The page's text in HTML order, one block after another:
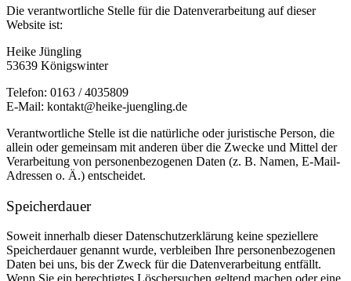
Die verantwortliche Stelle für die Datenverarbeitung auf dieser
Website ist:
Heike Jüngling
53639 Königswinter
Telefon: 0163 / 4035809
E-Mail: kontakt@heike-juengling.de
Verantwortliche Stelle ist die natürliche oder juristische Person, die
allein oder gemeinsam mit anderen über die Zwecke und Mittel der
Verarbeitung von personenbezogenen Daten (z. B. Namen, E-Mail-
Adressen o. Ä.) entscheidet.
Speicherdauer
Soweit innerhalb dieser Datenschutzerklärung keine speziellere
Speicherdauer genannt wurde, verbleiben Ihre personenbezogenen
Daten bei uns, bis der Zweck für die Datenverarbeitung entfällt.